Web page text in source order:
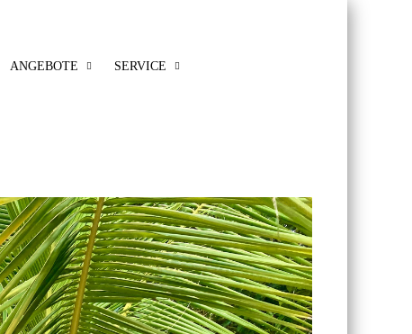
ANGEBOTE SERVICE